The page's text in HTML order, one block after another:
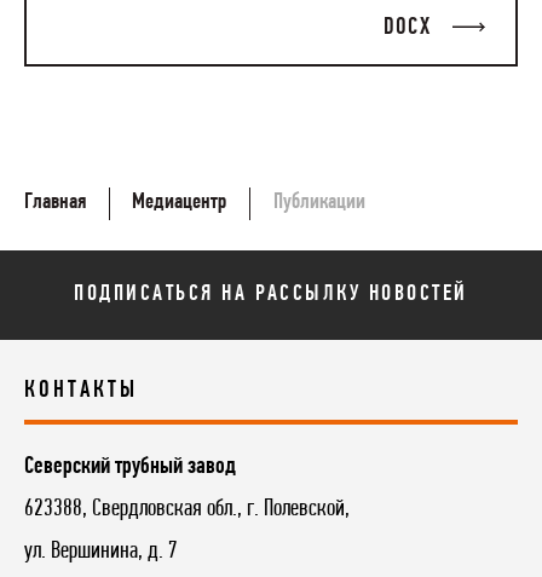
DOCX
Главная Медиацентр Публикации
ПОДПИСАТЬСЯ НА РАССЫЛКУ НОВОСТЕЙ
КОНТАКТЫ
Северский трубный завод
623388, Свердловская обл., г. Полевской,
ул. Вершинина, д. 7